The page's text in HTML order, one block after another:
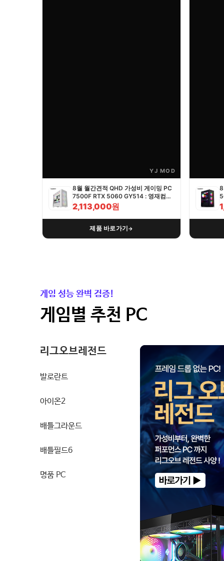
YJ MOD
8월 월간견적 QHD 가성비 게이밍 PC
7500F RTX 5060 GY514 : 영재컴퓨
터
2,113,000원
제품 바로가기→
8
게임 성능 완벽 검증!
게임별 추천 PC
리그오브레전드
발로란트
아이온2
배틀그라운드
배틀필드6
명품 PC